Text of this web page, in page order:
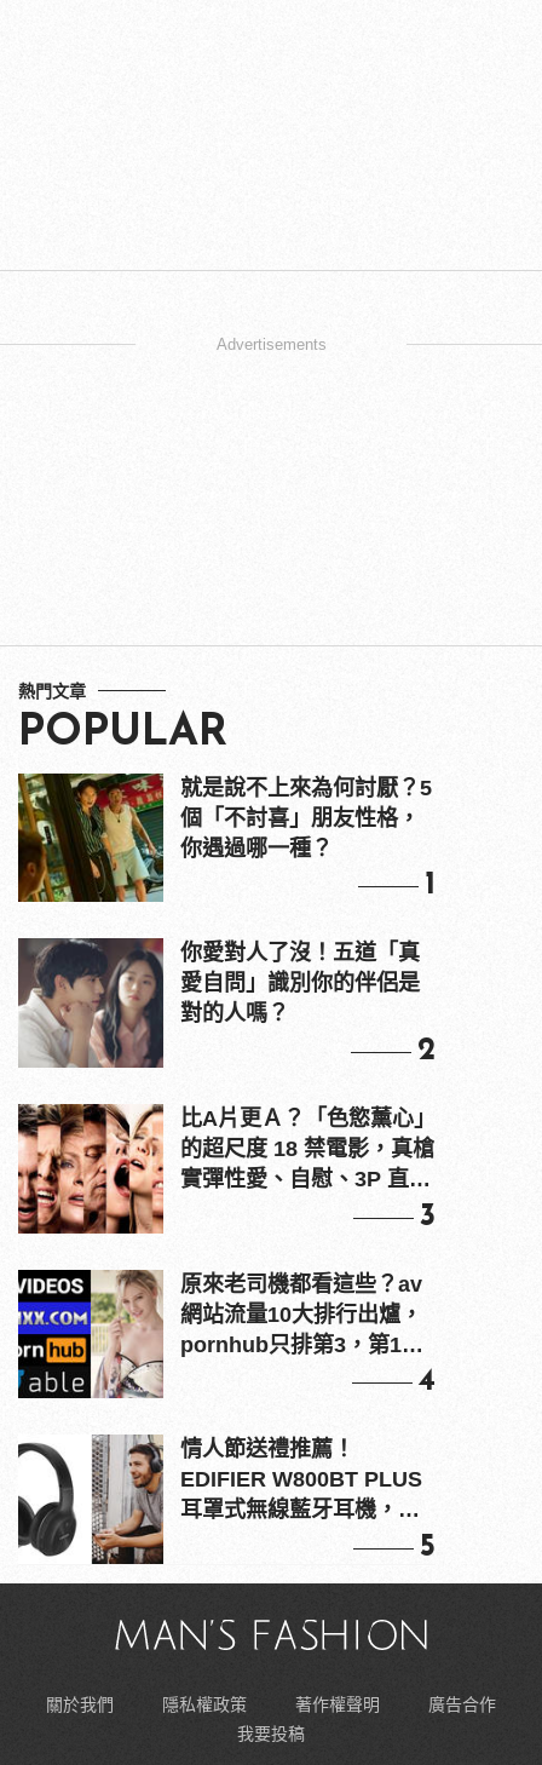
Advertisements
熱門文章
POPULAR
就是說不上來為何討厭？5
個「不討喜」朋友性格，
你遇過哪一種？
1
你愛對人了沒！五道「真
愛自問」識別你的伴侶是
對的人嗎？
2
比A片更Ａ？「色慾薰心」
的超尺度 18 禁電影，真槍
實彈性愛、自慰、3P 直接
3
原來老司機都看這些？av
網站流量10大排行出爐，
pornhub只排第3，第1名
4
情人節送禮推薦！
EDIFIER W800BT PLUS
耳罩式無線藍牙耳機，在
5
關於我們 隱私權政策 著作權聲明
廣告合作
我要投稿